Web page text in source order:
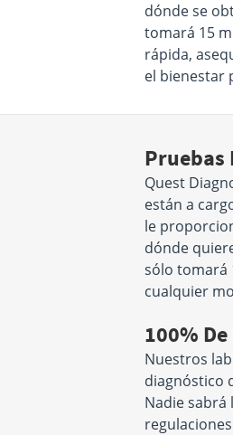
dónde se
tomará 15
rápida,
el bienestar
Pruebas
Quest
están a
le
dónde
sólo tomará
cualquier
100%
Nuestros
diagnóstico
Nadie sabrá